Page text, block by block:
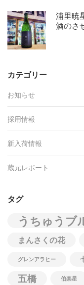
浦里暁
酒のさ
カテゴリー
お知らせ
採用情報
新入荷情報
蔵元レポート
タグ
うちゅうブ
まんさくの花
グレンアラヒー
五橋
伯楽星